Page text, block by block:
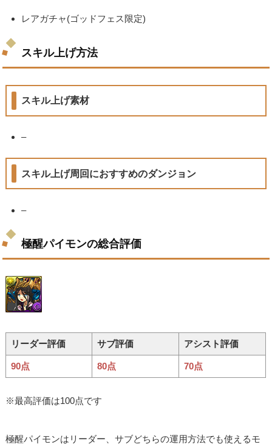
レアガチャ(ゴッドフェス限定)
スキル上げ方法
スキル上げ素材
–
スキル上げ周回におすすめのダンジョン
–
極醒パイモンの総合評価
リーダー評価 サブ評価 アシスト評価
90点 80点 70点
※最高評価は100点です
極醒パイモンはリーダー、サブどちらの運用方法でも使えるモ